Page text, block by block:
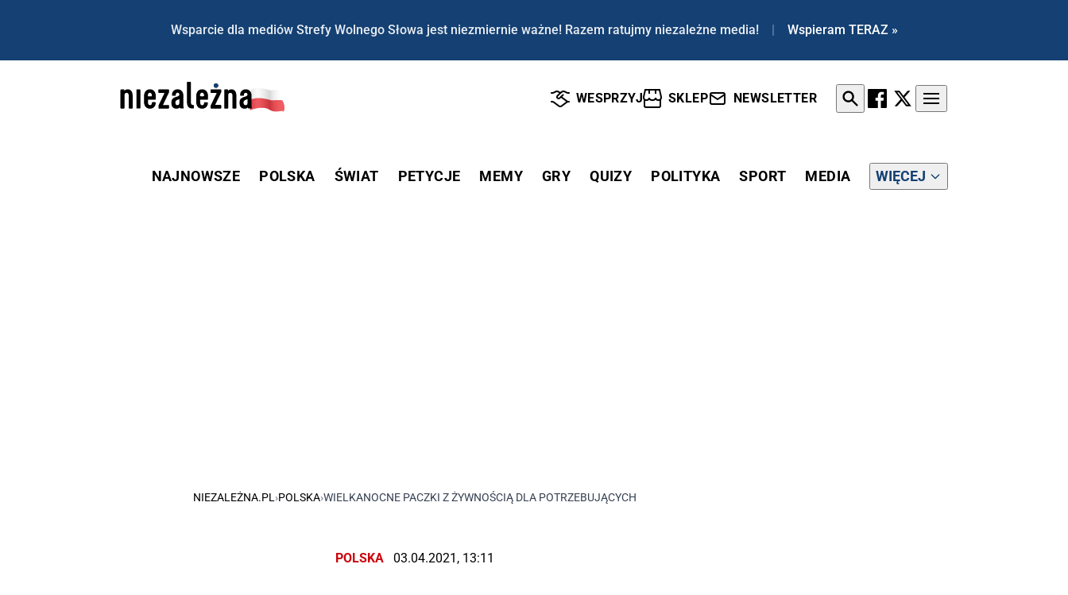
Wsparcie dla mediów Strefy Wolnego Słowa jest niezmiernie ważne! Razem ratujmy niezależne media! | Wspieram TERAZ »
WESPRZYJ SKLEP NEWSLETTER
NAJNOWSZE POLSKA ŚWIAT PETYCJE MEMY GRY QUIZY POLITYKA SPORT MEDIA WIĘCEJ
NIEZALEŻNA.PL ›POLSKA›WIELKANOCNE PACZKI Z ŻYWNOŚCIĄ DLA POTRZEBUJĄCYCH
POLSKA 03.04.2021, 13:11